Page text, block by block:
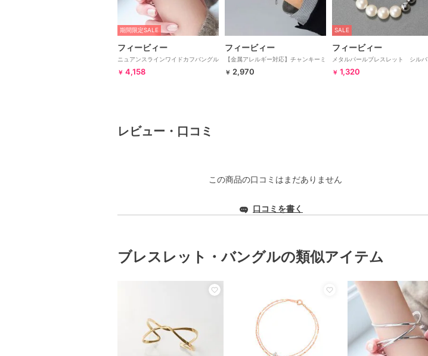
期間限定SALE
フィービィー
ニュアンスラインワイドカフバングル
シルバー
￥ 4,158
フィービィー
【金属アレルギー対応】チャンキーミ
ックスチェーンブレスレット シルバ
ー/サージカルステンレス
￥ 2,970
SALE
フィービィー
メタルパールブレスレット シルバ
ー 結婚式/入学式/卒業式/七五三/セ
レモニー/母の日/お花見
￥ 1,320
レビュー・口コミ
この商品の口コミはまだありません
口コミを書く
ブレスレット・バングルの類似アイテム